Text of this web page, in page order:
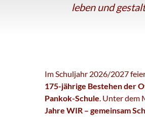
leben und
Im Schuljahr 2026/2027
175-jährige Bestehen der
Pankok-Schule. Unter dem
Jahre WIR – gemeinsam